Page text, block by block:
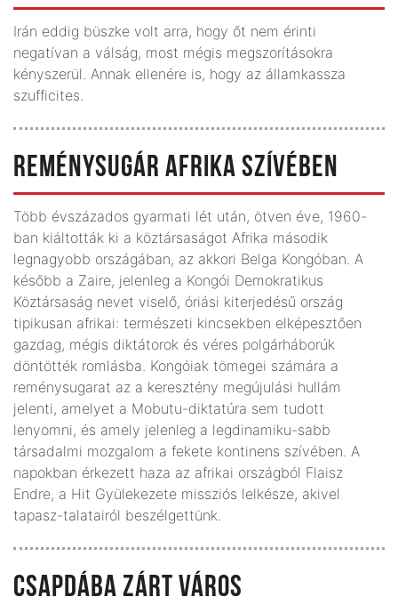
Irán eddig büszke volt arra, hogy őt nem érinti
negatívan a válság, most mégis megszorításokra
kényszerül. Annak ellenére is, hogy az államkassza
szufficites.
REMÉNYSUGÁR AFRIKA SZÍVÉBEN
Több évszázados gyarmati lét után, ötven éve, 1960-
ban kiáltották ki a köztársaságot Afrika második
legnagyobb országában, az akkori Belga Kongóban. A
később a Zaire, jelenleg a Kongói Demokratikus
Köztársaság nevet viselő, óriási kiterjedésű ország
tipikusan afrikai: természeti kincsekben elképesztően
gazdag, mégis diktátorok és véres polgárháborúk
döntötték romlásba. Kongóiak tömegei számára a
reménysugarat az a keresztény megújulási hullám
jelenti, amelyet a Mobutu-diktatúra sem tudott
lenyomni, és amely jelenleg a legdinamiku-sabb
társadalmi mozgalom a fekete kontinens szívében. A
napokban érkezett haza az afrikai országból Flaisz
Endre, a Hit Gyülekezete missziós lelkésze, akivel
tapasz-talatairól beszélgettünk.
CSAPDÁBA ZÁRT VÁROS